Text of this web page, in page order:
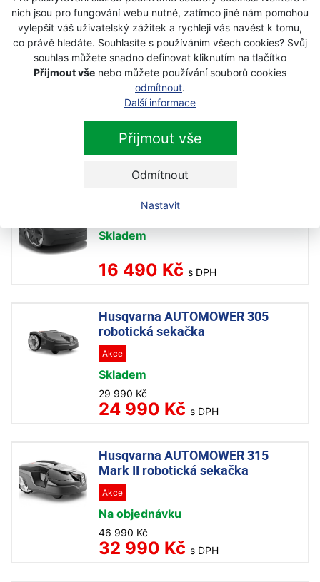
nich jsou pro fungování webu nutné, zatímco jiné nám pomohou
vylepšit váš uživatelský zážitek a rychleji vás navést k tomu,
co právě hledáte. Souhlasíte s používáním všech cookies? Svůj
souhlas můžete snadno definovat kliknutím na tlačítko
Přijmout vše nebo můžete používání souborů cookies
odmítnout.
Další informace
Přijmout vše
Odmítnout
Nastavit
82 990 Kč s DPH
Husqvarna Automower® 310E
NERA robotická sekačka
Novinka
Skladem
64 990 Kč s DPH
Husqvarna Aspire R4 robotická
Skladem
16 490 Kč s DPH
Husqvarna AUTOMOWER 305
robotická sekačka
Akce
Skladem
29 990 Kč
24 990 Kč s DPH
Husqvarna AUTOMOWER 315
Mark II robotická sekačka
Akce
Na objednávku
46 990 Kč
32 990 Kč s DPH